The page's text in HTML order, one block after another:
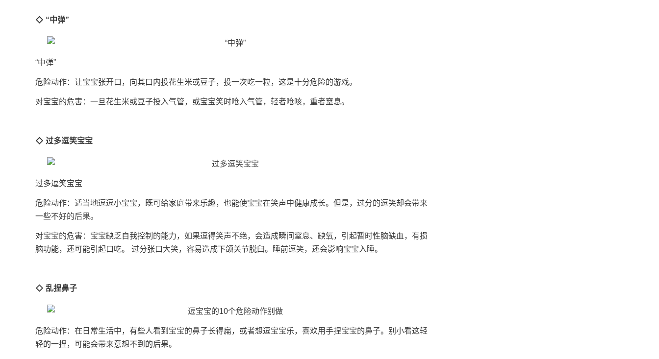
◇ “中弹”
“中弹”
危险动作：让宝宝张开口，向其口内投花生米或豆子，投一次吃一粒，这是十分危险的游戏。
对宝宝的危害：一旦花生米或豆子投入气管，或宝宝笑时呛入气管，轻者呛咳，重者窒息。
◇ 过多逗笑宝宝
过多逗笑宝宝
危险动作：适当地逗逗小宝宝，既可给家庭带来乐趣，也能使宝宝在笑声中健康成长。但是，过分的逗笑却会带来
一些不好的后果。
对宝宝的危害：宝宝缺乏自我控制的能力，如果逗得笑声不绝，会造成瞬间窒息、缺氧，引起暂时性脑缺血，有损
脑功能，还可能引起口吃。 过分张口大笑，容易造成下颌关节脱臼。睡前逗笑，还会影响宝宝入睡。
◇ 乱捏鼻子
危险动作：在日常生活中，有些人看到宝宝的鼻子长得扁，或者想逗宝宝乐，喜欢用手捏宝宝的鼻子。别小看这轻
轻的一捏，可能会带来意想不到的后果。